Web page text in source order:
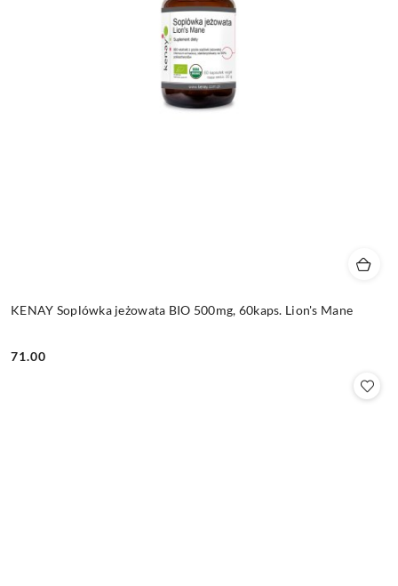
KENAY Soplówka jeżowata BIO 500mg, 60kaps. Lion's Mane
Cena:
71.00